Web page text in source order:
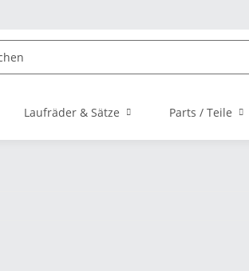
Laufräder & Sätze Parts / Teile